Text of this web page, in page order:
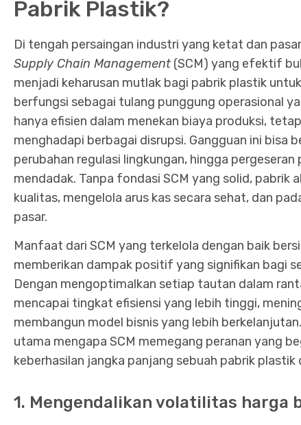
Pabrik Plastik?
Di tengah persaingan industri yang ketat dan
Supply Chain Management (SCM) yang efektif
menjadi keharusan mutlak bagi pabrik plastik
berfungsi sebagai tulang punggung operasional
hanya efisien dalam menekan biaya produksi,
menghadapi berbagai disrupsi. Gangguan ini bisa
perubahan regulasi lingkungan, hingga
mendadak. Tanpa fondasi SCM yang solid, pabrik
kualitas, mengelola arus kas secara sehat, dan
pasar.
Manfaat dari SCM yang terkelola dengan baik
memberikan dampak positif yang signifikan bagi
Dengan mengoptimalkan setiap tautan dalam
mencapai tingkat efisiensi yang lebih tinggi,
membangun model bisnis yang lebih
utama mengapa SCM memegang peranan yang
keberhasilan jangka panjang sebuah pabrik plastik
1. Mengendalikan volatilitas harga